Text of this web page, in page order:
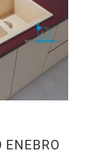
ENEBRO